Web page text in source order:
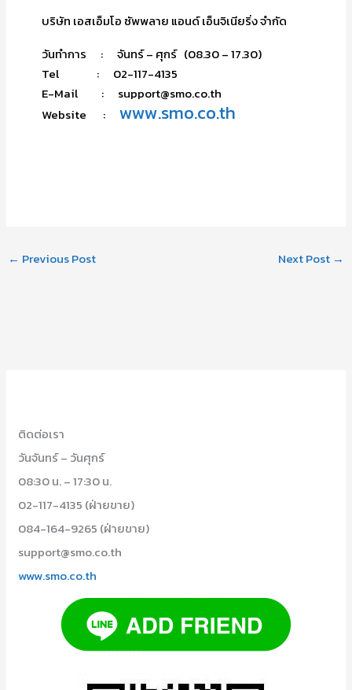
ติดต่อเรา
วันจันทร์ – วันศุกร์
08:30 น. – 17:30 น.
02-117-4135 (ฝ่ายขาย)
084-164-9265 (ฝ่ายขาย)
support@smo.co.th
www.smo.co.th
บริษัท เอสเอ็มโอ ซัพพลาย แอนด์ เอ็นจิเนียริ่ง จำกัด
วันทำการ : จันทร์ – ศุกร์ (08.30 – 17.30)
Tel : 02-117-4135
E-Mail : support@smo.co.th
Website :www.smo.co.th
← Previous Post Next Post →